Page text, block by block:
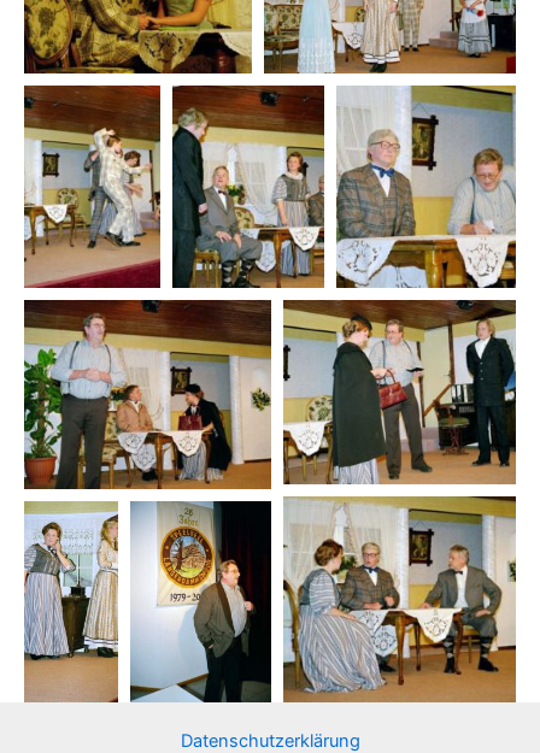
Datenschutzerklärung